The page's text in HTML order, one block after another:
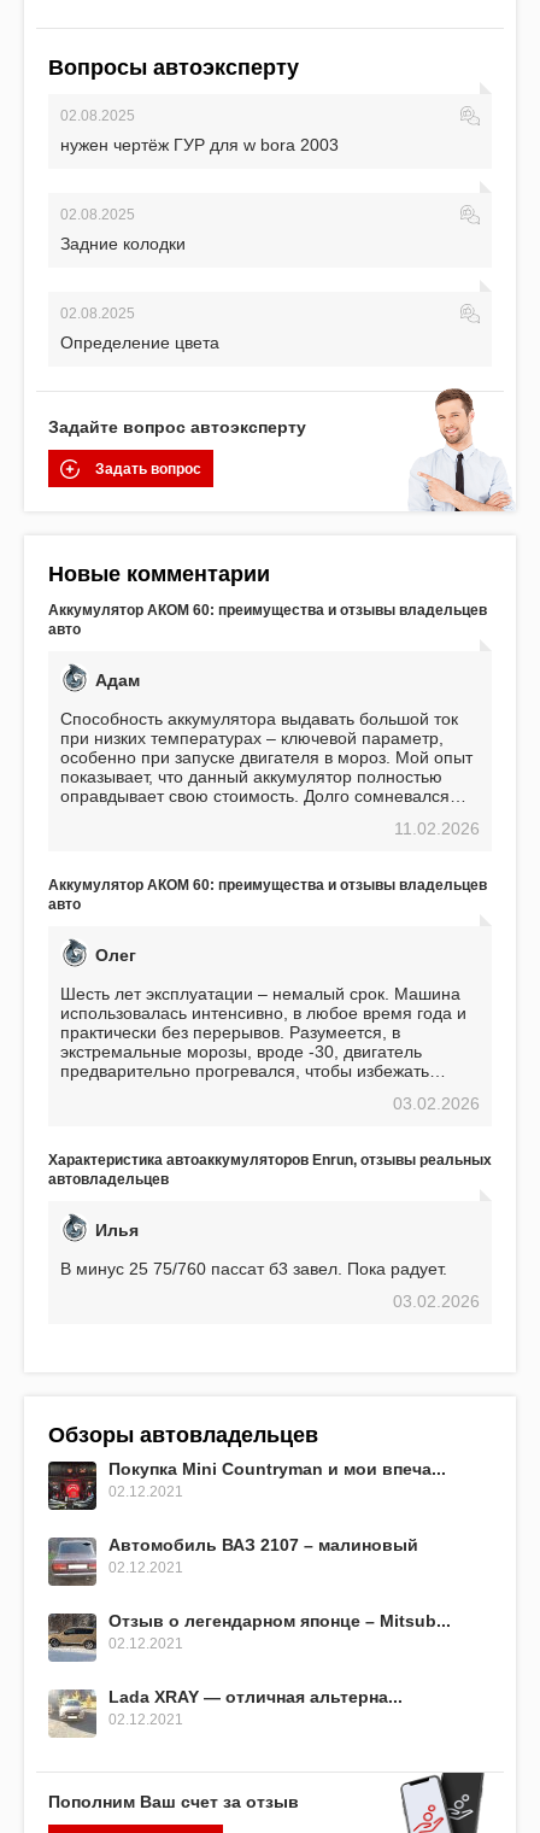
Вопросы автоэксперту
02.08.2025
нужен чертёж ГУР для w bora 2003
02.08.2025
Задние колодки
02.08.2025
Определение цвета
Задайте вопрос автоэксперту
Задать вопрос
Новые комментарии
Аккумулятор АКОМ 60: преимущества и отзывы владельцев
авто
Адам
Способность аккумулятора выдавать большой ток
при низких температурах – ключевой параметр,
особенно при запуске двигателя в мороз. Мой опыт
показывает, что данный аккумулятор полностью
оправдывает свою стоимость. Долго сомневался
пожалел. Считаю, что это отличное вложение,11.02.2026
Аккумулятор АКОМ 60: преимущества и отзывы владельцев
авто
Олег
Шесть лет эксплуатации – немалый срок. Машина
использовалась интенсивно, в любое время года и
практически без перерывов. Разумеется, в
экстремальные морозы, вроде -30, двигатель
предварительно прогревался, чтобы избежать
использования не было ни единой поломки,
EFB 75. Судя по характеристикам, он даже
превосходит предыдущую модель.
03.02.2026
Характеристика автоаккумуляторов Enrun, отзывы реальных
автовладельцев
Илья
В минус 25 75/760 пассат б3 завел. Пока радует.
03.02.2026
Обзоры автовладельцев
Покупка Mini Countryman и мои впеча...
02.12.2021
Автомобиль ВАЗ 2107 – малиновый
02.12.2021
Отзыв о легендарном японце – Mitsub...
02.12.2021
Lada XRAY — отличная альтерна...
02.12.2021
Пополним Ваш счет за отзыв